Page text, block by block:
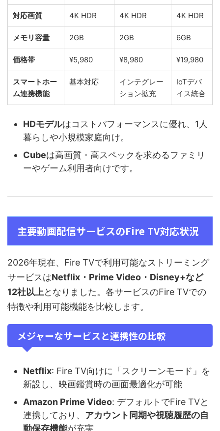
対応画質 4K HDR 4K HDR 4K HDR
メモリ容量 2GB 2GB 6GB
価格帯 ¥5,980 ¥8,980 ¥19,980
スマートホー
ム連携機能
基本対応
インテグレー
ション拡充
IoTデバ
イス統合
HDモデルはコストパフォーマンスに優れ、1人
暮らしや小規模家庭向け。
Cubeは高画質・高スペックを求めるファミリ
ーやゲーム利用者向けです。
主要動画配信サービスのFire TV対応状況
2026年現在、Fire TVで利用可能なストリーミング
サービスはNetflix・Prime Video・Disney+など
12社以上となりました。各サービスのFire TVでの
特徴や利用可能機能を比較します。
メジャーなサービスと連携性の比較
Netflix: Fire TV向けに「スクリーンモード」を
新設し、映画鑑賞時の画面最適化が可能
Amazon Prime Video: デフォルトでFire TVと
連携しており、 アカウント同期や視聴履歴の自
動保存機能が充実